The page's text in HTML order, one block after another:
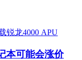
本可能会涨价